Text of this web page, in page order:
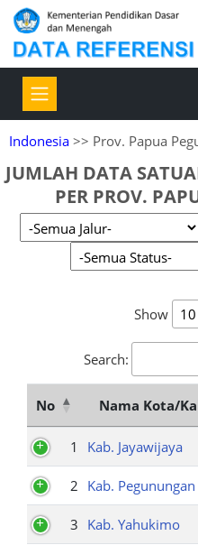
Indonesia >> Prov. Papua
JUMLAH DATA
PER PROV.
Show
Search:
No Nama Kota/
1 Kab. Jayawijaya
2 Kab.
3 Kab. Yahukimo